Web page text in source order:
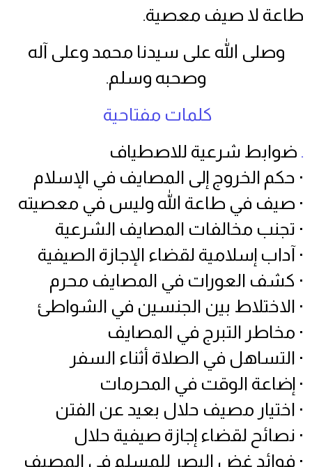
طاعة لا صيف معصية.
وصلى الله على سيدنا محمد وعلى آله
وصحبه وسلم.
كلمات مفتاحية
. ضوابط شرعية للاصطياف
· حكم الخروج إلى المصايف في الإسلام
· صيف في طاعة الله وليس في معصيته
· تجنب مخالفات المصايف الشرعية
· آداب إسلامية لقضاء الإجازة الصيفية
· كشف العورات في المصايف محرم
· الاختلاط بين الجنسين في الشواطئ
· مخاطر التبرج في المصايف
· التساهل في الصلاة أثناء السفر
· إضاعة الوقت في المحرمات
· اختيار مصيف حلال بعيد عن الفتن
· نصائح لقضاء إجازة صيفية حلال
· فوائد غض البصر للمسلم في المصيف